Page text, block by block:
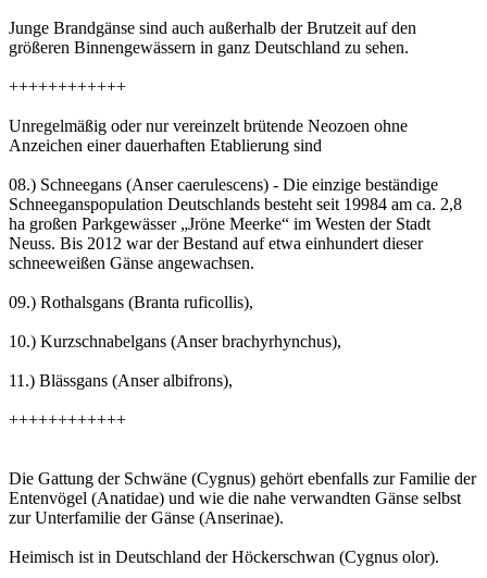
Junge Brandgänse sind auch außerhalb der Brutzeit auf den
größeren Binnengewässern in ganz Deutschland zu sehen.
++++++++++++
Unregelmäßig oder nur vereinzelt brütende Neozoen ohne
Anzeichen einer dauerhaften Etablierung sind
08.) Schneegans (Anser caerulescens) - Die einzige beständige
Schneeganspopulation Deutschlands besteht seit 19984 am ca. 2,8
ha großen Parkgewässer „Jröne Meerke“ im Westen der Stadt
Neuss. Bis 2012 war der Bestand auf etwa einhundert dieser
schneeweißen Gänse angewachsen.
09.) Rothalsgans (Branta ruficollis),
10.) Kurzschnabelgans (Anser brachyrhynchus),
11.) Blässgans (Anser albifrons),
++++++++++++
Die Gattung der Schwäne (Cygnus) gehört ebenfalls zur Familie der
Entenvögel (Anatidae) und wie die nahe verwandten Gänse selbst
zur Unterfamilie der Gänse (Anserinae).
Heimisch ist in Deutschland der Höckerschwan (Cygnus olor).